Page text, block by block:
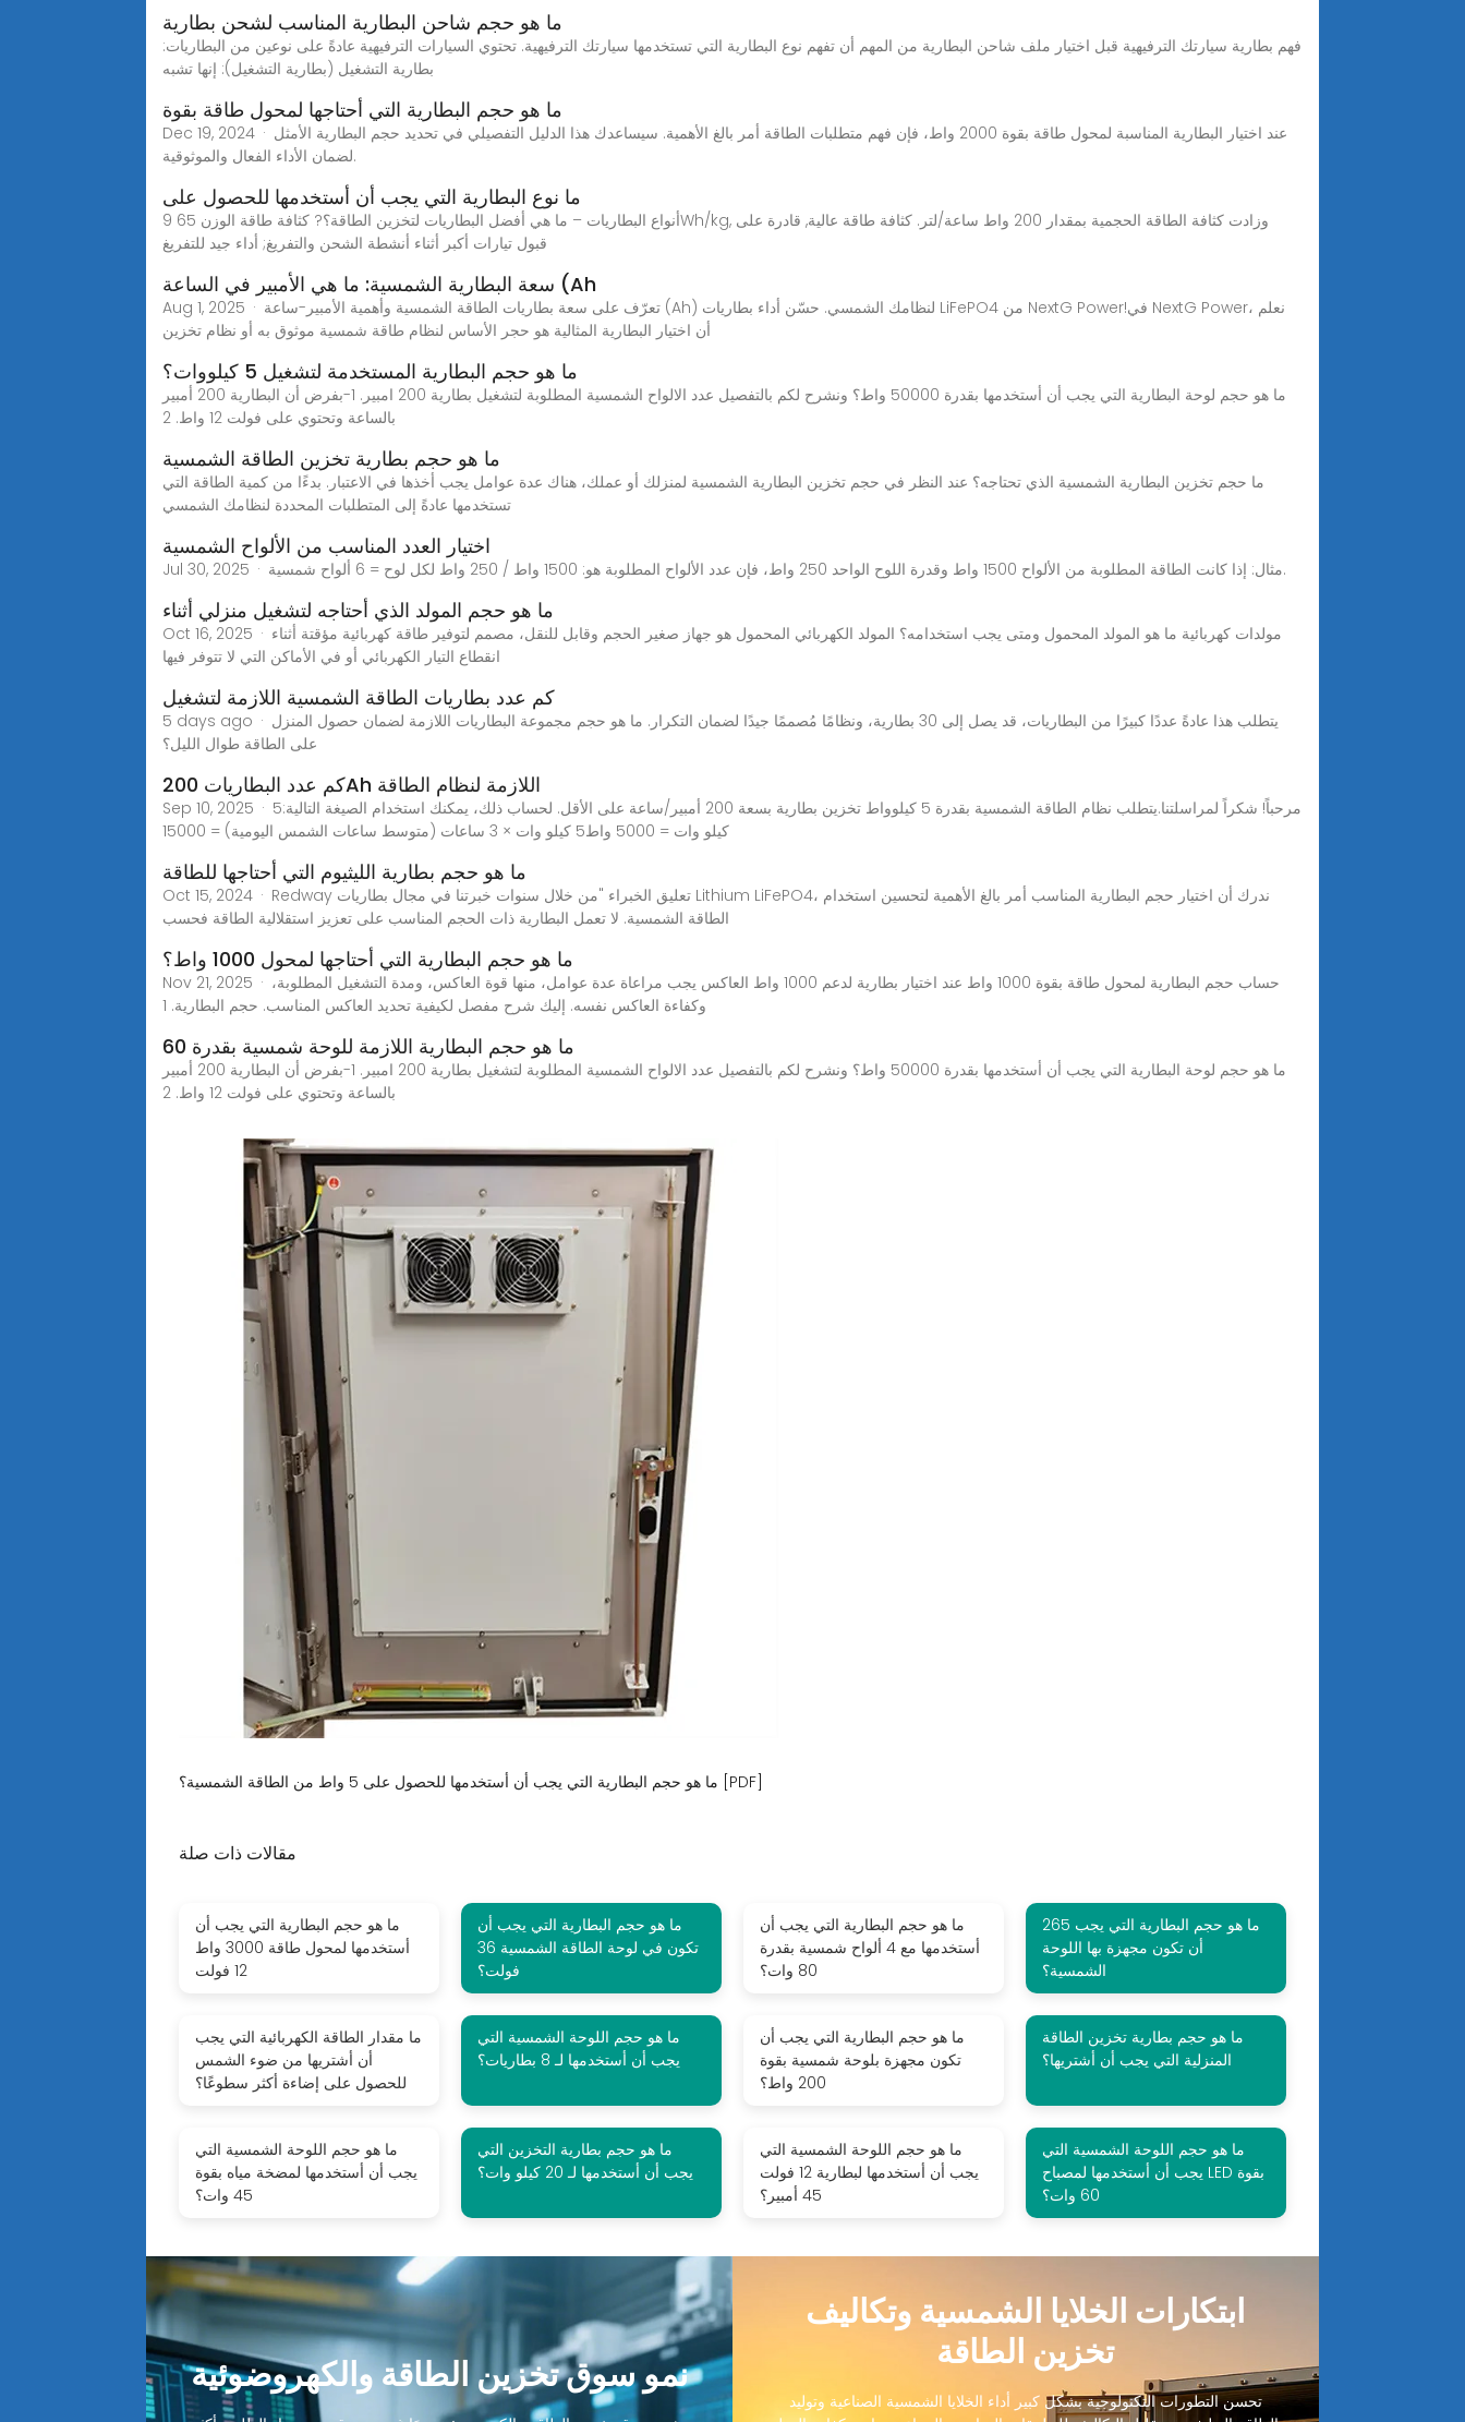
ما هو حجم شاحن البطارية المناسب لشحن بطارية
فهم بطارية سيارتك الترفيهية قبل اختيار ملف شاحن البطارية من المهم أن تفهم نوع البطارية التي تستخدمها سيارتك الترفيهية. تحتوي السيارات الترفيهية عادةً على نوعين من البطاريات:
بطارية التشغيل (بطارية التشغيل): إنها تشبه
ما هو حجم البطارية التي أحتاجها لمحول طاقة بقوة
Dec 19, 2024 · عند اختيار البطارية المناسبة لمحول طاقة بقوة 2000 واط، فإن فهم متطلبات الطاقة أمر بالغ الأهمية. سيساعدك هذا الدليل التفصيلي في تحديد حجم البطارية الأمثل
لضمان الأداء الفعال والموثوقية.
ما نوع البطارية التي يجب أن أستخدمها للحصول على
9 أنواع البطاريات – ما هي أفضل البطاريات لتخزين الطاقة؟? كثافة طاقة الوزن 65Wh/kg, وزادت كثافة الطاقة الحجمية بمقدار 200 واط ساعة/لتر. كثافة طاقة عالية, قادرة على
قبول تيارات أكبر أثناء أنشطة الشحن والتفريغ; أداء جيد للتفريغ
سعة البطارية الشمسية: ما هي الأمبير في الساعة (Ah
Aug 1, 2025 · تعرّف على سعة بطاريات الطاقة الشمسية وأهمية الأمبير-ساعة (Ah) لنظامك الشمسي. حسّن أداء بطاريات LiFePO4 من NextG Power!في NextG Power، نعلم
أن اختيار البطارية المثالية هو حجر الأساس لنظام طاقة شمسية موثوق به أو نظام تخزين
ما هو حجم البطارية المستخدمة لتشغيل 5 كيلووات؟
ما هو حجم لوحة البطارية التي يجب أن أستخدمها بقدرة 50000 واط؟ ونشرح لكم بالتفصيل عدد الالواح الشمسية المطلوبة لتشغيل بطارية 200 امبير. 1-بفرض أن البطارية 200 أمبير
بالساعة وتحتوي على فولت 12 واط. 2
ما هو حجم بطارية تخزين الطاقة الشمسية
ما حجم تخزين البطارية الشمسية الذي تحتاجه؟ عند النظر في حجم تخزين البطارية الشمسية لمنزلك أو عملك، هناك عدة عوامل يجب أخذها في الاعتبار. بدءًا من كمية الطاقة التي
تستخدمها عادةً إلى المتطلبات المحددة لنظامك الشمسي
اختيار العدد المناسب من الألواح الشمسية
Jul 30, 2025 · مثال: إذا كانت الطاقة المطلوبة من الألواح 1500 واط وقدرة اللوح الواحد 250 واط، فإن عدد الألواح المطلوبة هو: 1500 واط / 250 واط لكل لوح = 6 ألواح شمسية.
ما هو حجم المولد الذي أحتاجه لتشغيل منزلي أثناء
Oct 16, 2025 · مولدات كهربائية ما هو المولد المحمول ومتى يجب استخدامه؟ المولد الكهربائي المحمول هو جهاز صغير الحجم وقابل للنقل، مصمم لتوفير طاقة كهربائية مؤقتة أثناء
انقطاع التيار الكهربائي أو في الأماكن التي لا تتوفر فيها
كم عدد بطاريات الطاقة الشمسية اللازمة لتشغيل
5 days ago · يتطلب هذا عادةً عددًا كبيرًا من البطاريات، قد يصل إلى 30 بطارية، ونظامًا مُصممًا جيدًا لضمان التكرار. ما هو حجم مجموعة البطاريات اللازمة لضمان حصول المنزل
على الطاقة طوال الليل؟
كم عدد البطاريات 200Ah اللازمة لنظام الطاقة
Sep 10, 2025 · مرحباً! شكراً لمراسلتنا.يتطلب نظام الطاقة الشمسية بقدرة 5 كيلوواط تخزين بطارية بسعة 200 أمبير/ساعة على الأقل. لحساب ذلك، يمكنك استخدام الصيغة التالية:5
كيلو وات = 5000 واط5 كيلو وات × 3 ساعات (متوسط ساعات الشمس اليومية) = 15000
ما هو حجم بطارية الليثيوم التي أحتاجها للطاقة
Oct 15, 2024 · Redway تعليق الخبراء "من خلال سنوات خبرتنا في مجال بطاريات Lithium LiFePO4، ندرك أن اختيار حجم البطارية المناسب أمر بالغ الأهمية لتحسين استخدام
الطاقة الشمسية. لا تعمل البطارية ذات الحجم المناسب على تعزيز استقلالية الطاقة فحسب
ما هو حجم البطارية التي أحتاجها لمحول 1000 واط؟
Nov 21, 2025 · حساب حجم البطارية لمحول طاقة بقوة 1000 واط عند اختيار بطارية لدعم 1000 واط العاكس يجب مراعاة عدة عوامل، منها قوة العاكس، ومدة التشغيل المطلوبة،
وكفاءة العاكس نفسه. إليك شرح مفصل لكيفية تحديد العاكس المناسب. حجم البطارية. 1
ما هو حجم البطارية اللازمة للوحة شمسية بقدرة 60
ما هو حجم لوحة البطارية التي يجب أن أستخدمها بقدرة 50000 واط؟ ونشرح لكم بالتفصيل عدد الالواح الشمسية المطلوبة لتشغيل بطارية 200 امبير. 1-بفرض أن البطارية 200 أمبير
بالساعة وتحتوي على فولت 12 واط. 2
ما هو حجم البطارية التي يجب أن أستخدمها للحصول على 5 واط من الطاقة الشمسية؟ [PDF]
مقالات ذات صلة
ما هو حجم البطارية التي يجب أن
أستخدمها لمحول طاقة 3000 واط
12 فولت
ما هو حجم البطارية التي يجب أن
تكون في لوحة الطاقة الشمسية 36
فولت؟
ما هو حجم البطارية التي يجب أن
أستخدمها مع 4 ألواح شمسية بقدرة
80 وات؟
265 ما هو حجم البطارية التي يجب
أن تكون مجهزة بها اللوحة
الشمسية؟
ما مقدار الطاقة الكهربائية التي يجب
أن أشتريها من ضوء الشمس
للحصول على إضاءة أكثر سطوعًا؟
ما هو حجم اللوحة الشمسية التي
يجب أن أستخدمها لـ 8 بطاريات؟
ما هو حجم البطارية التي يجب أن
تكون مجهزة بلوحة شمسية بقوة
200 واط؟
ما هو حجم بطارية تخزين الطاقة
المنزلية التي يجب أن أشتريها؟
ما هو حجم اللوحة الشمسية التي
يجب أن أستخدمها لمضخة مياه بقوة
45 وات؟
ما هو حجم بطارية التخزين التي
يجب أن أستخدمها لـ 20 كيلو وات؟
ما هو حجم اللوحة الشمسية التي
يجب أن أستخدمها لبطارية 12 فولت
45 أمبير؟
ما هو حجم اللوحة الشمسية التي
يجب أن أستخدمها لمصباح LED بقوة
60 وات؟
نمو سوق تخزين الطاقة والكهروضوئية
ابتكارات الخلايا الشمسية وتكاليف
تخزين الطاقة
تحسن التطورات التكنولوجية بشكل كبير أداء الخلايا الشمسية الصناعية وتوليد